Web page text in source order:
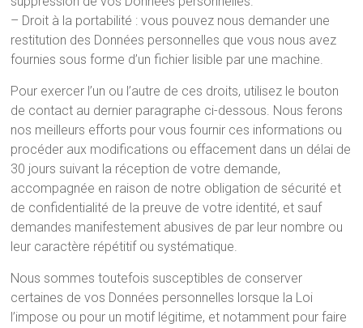
– Droit à la portabilité : vous pouvez nous demander une
restitution des Données personnelles que vous nous avez
fournies sous forme d’un fichier lisible par une machine.
Pour exercer l’un ou l’autre de ces droits, utilisez le bouton
de contact au dernier paragraphe ci-dessous. Nous ferons
nos meilleurs efforts pour vous fournir ces informations ou
procéder aux modifications ou effacement dans un délai de
30 jours suivant la réception de votre demande,
accompagnée en raison de notre obligation de sécurité et
de confidentialité de la preuve de votre identité, et sauf
demandes manifestement abusives de par leur nombre ou
leur caractère répétitif ou systématique.
Nous sommes toutefois susceptibles de conserver
certaines de vos Données personnelles lorsque la Loi
l’impose ou pour un motif légitime, et notamment pour faire